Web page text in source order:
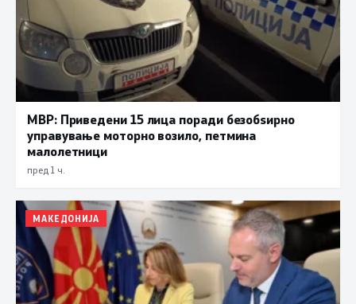
МВР: Приведени 15 лица поради безобѕирно
управување моторно возило, петмина
малолетници
пред 1 ч.
МАКЕДОНИЈА